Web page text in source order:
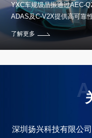
YXC车规级晶振通过AEC-
ADAS及C-V2X提供高可靠
了解更多
深圳扬兴科技有限公